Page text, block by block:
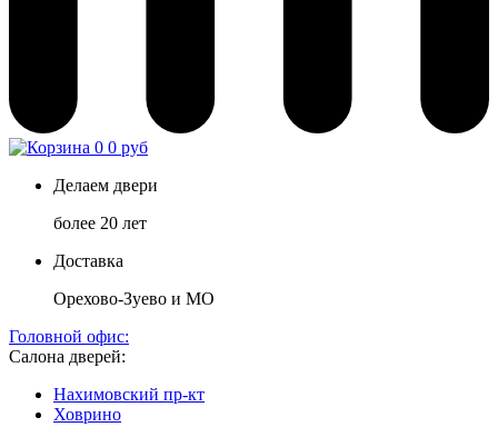
0 0 руб
Делаем двери
более 20 лет
Доставка
Орехово-Зуево и МО
Головной офис:
Салона дверей:
Нахимовский пр-кт
Ховрино